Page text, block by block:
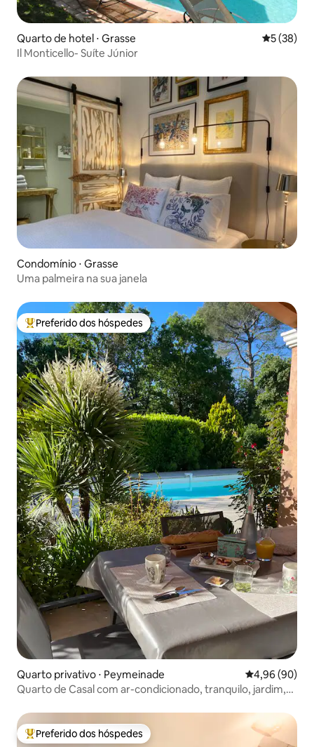
Quarto de hotel ⋅ Grasse 5 de uma
5 (38)
Il Monticello- Suíte Júnior
Condomínio ⋅ Grasse
Uma palmeira na sua janela
Entre os melhores preferidos dos hóspedes
Preferido dos hóspedes
Quarto privativo ⋅ Peymeinade 4,96 de uma
4,96 (90)
Quarto de Casal com ar-condicionado, tranquilo, jardim,
Entre os melhores preferidos dos hóspedes
Preferido dos hóspedes